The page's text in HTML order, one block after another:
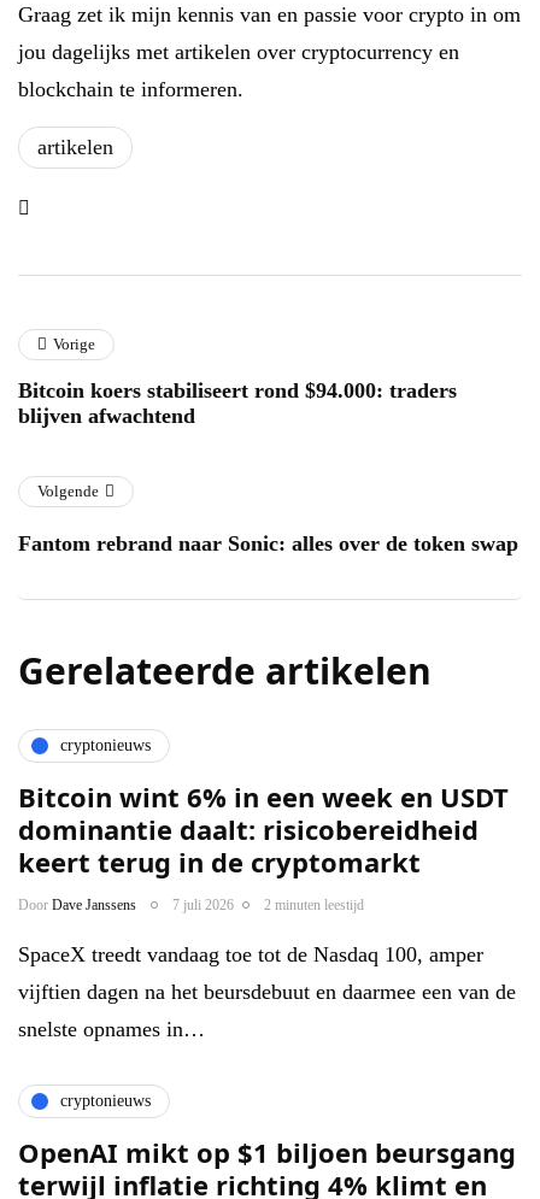
Graag zet ik mijn kennis van en passie voor crypto in om
jou dagelijks met artikelen over cryptocurrency en
blockchain te informeren.
artikelen
Vorige
Bitcoin koers stabiliseert rond $94.000: traders
blijven afwachtend
Volgende
Fantom rebrand naar Sonic: alles over de token swap
Gerelateerde artikelen
cryptonieuws
Bitcoin wint 6% in een week en USDT
dominantie daalt: risicobereidheid
keert terug in de cryptomarkt
Door Dave Janssens 7 juli 2026 2 minuten leestijd
SpaceX treedt vandaag toe tot de Nasdaq 100, amper
vijftien dagen na het beursdebuut en daarmee een van de
snelste opnames in…
cryptonieuws
OpenAI mikt op $1 biljoen beursgang
terwijl inflatie richting 4% klimt en